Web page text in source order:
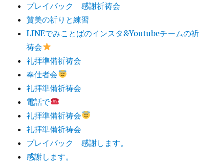
プレイバック 感謝祈祷会
賛美の祈りと練習
LINEでみことばのインスタ&Youtubeチームの祈
祷会
礼拝準備祈祷会
奉仕者会
礼拝準備祈祷会
電話で
礼拝準備祈祷会
礼拝準備祈祷会
プレイバック 感謝します。
感謝します。